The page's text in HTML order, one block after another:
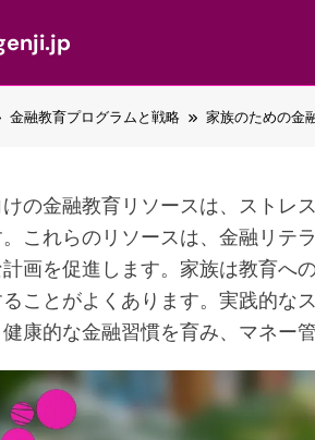
金融教育プログラムと戦略 家族のための金
の金融教育リソースは、ストレ
これらのリソースは、金融リテ
画を促進します。家族は教育へ
ことがよくあります。実践的な
康的な金融習慣を育み、マネー